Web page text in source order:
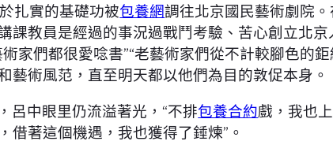
扎實的基礎功被包養網調往北京國民藝術劇院
課教員是經過的事況過戰鬥考驗、苦心創立北
家們都很愛唸書”“老藝術家們從不計較腳色的
藝術風范，直至明天都以他們為目的敦促本身。
呂中眼里仍流溢著光，“不排包養合約戲，我也
著這個機遇，我也獲得了錘煉”。